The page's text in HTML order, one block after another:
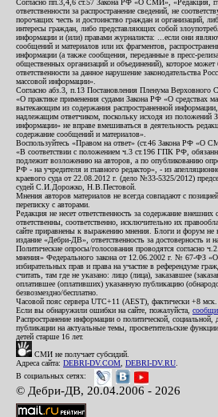
Согласно пп.3,4,6 ст.57 Закона РФ «О СМИ», «Редакция,
ответственности за распространение сведений, не
порочащих честь и достоинство граждан и организаций,
интересы граждан, либо представляющих собой
информации и (или) правами журналиста: ...если они
сообщений и материалов или их фрагментов,
информации (а также сообщения, переданные в пресс-
общественных организаций и объединений), которое
ответственности за данное нарушение законодательства
массовой информации».
Согласно абз.3, п.13 Постановления Пленума
«О практике применения судами Закона РФ «О средствах
вытекающим из содержания распространенной информации,
надлежащим ответчиком, поскольку исходя из положений
информации» не вправе вмешиваться в деятельность
содержание сообщений и материалов».
Воспользуйтесь «Правом на ответ» (ст.46 Закона РФ «О
«В соответствии с положением ч.3 ст.196 ГПК РФ,
подлежит возложению на авторов, а по опубликованию
РФ - на учредителя и главного редактор», - из
краевого суда от 22.08.2012 г. (дело №33-5325/2012)
судей С.И.Дорожко, Н.В.Пестовой.
Мнения авторов материалов не всегда совпадают с
переписку с авторами.
Редакция не несет ответственность за содержание
ответственны, соответственно, исключительно их
сайте приравнены к выражению мнения. Блоги и форум не
издание «Дебри-ДВ», ответственность за достоверность и
Политические опросы/голосования проводятся согласно
мнения» Федерального закона от 12.06.2002 г. № 67-ФЗ
избирательных прав и права на участие в референдуме
считать, там где не указано: лицо (лица), заказавшее
оплатившее (оплативших) указанную публикацию
безвозмездно/бесплатно.
Часовой пояс сервера UTC+11 (AEST), фактически +8 мск.
Если вы обнаружили ошибки на сайте, пожалуйста,
Распространение информации о политической, социальной,
публикации на актуальные темы, просветительские
детей старше 16 лет.
СМИ не получает субсидий.
Адреса сайта: DEBRI-DV.COM DEBRI-DV.RU
В социальных сетях:
© Дебри-ДВ, 20.04.2006 - 2026